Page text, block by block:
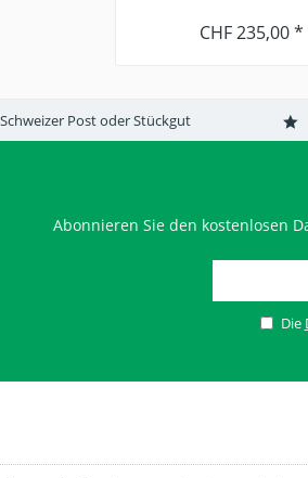
CHF 235,00 *
Post oder Stückgut
Abonnieren Sie den kostenlosen
Die